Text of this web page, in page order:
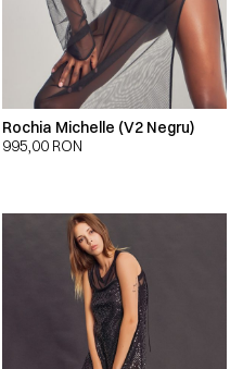
Rochia Michelle (V2 Negru)
995,00 RON